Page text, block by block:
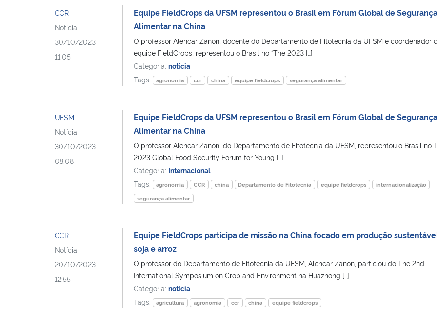
CCR
Notícia
30/10/2023
11:05
Equipe FieldCrops da UFSM representou o Brasil em Fórum Global de Segurança
Alimentar na China
O professor Alencar Zanon, docente do Departamento de Fitotecnia da UFSM e coordenador
equipe FieldCrops, representou o Brasil no “The 2023 […]
Categoria: notícia
Tags:
agronomia ccr china equipe fieldcrops segurança alimentar
UFSM
Notícia
30/10/2023
08:08
Equipe FieldCrops da UFSM representou o Brasil em Fórum Global de Segurança
Alimentar na China
O professor Alencar Zanon, do Departamento de Fitotecnia da UFSM, representou o Brasil no
2023 Global Food Security Forum for Young […]
Categoria: Internacional
Tags:
agronomia CCR china Departamento de Fitotecnia equipe fieldcrops
internacionalização
segurança alimentar
CCR
Notícia
20/10/2023
12:55
Equipe FieldCrops participa de missão na China focado em produção
soja e arroz
O professor do Departamento de Fitotecnia da UFSM, Alencar Zanon, particiou do The 2nd
International Symposium on Crop and Environment na Huazhong […]
Categoria: notícia
Tags:
agricultura agronomia ccr china equipe fieldcrops